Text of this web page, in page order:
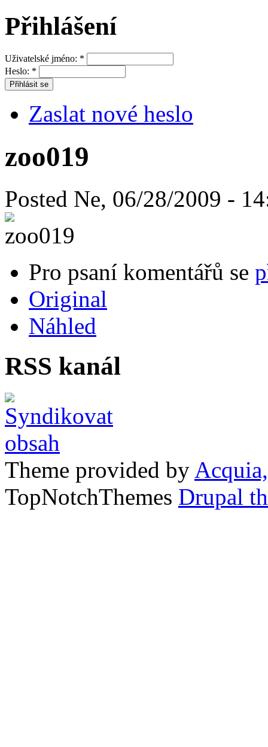
Přihlášení
Uživatelské jméno: *
Heslo: *
Zaslat nové heslo
zoo019
Posted Ne, 06/28/2009 -
Pro psaní komentářů se
Original
Náhled
RSS kanál
Theme provided by
TopNotchThemes Drupal